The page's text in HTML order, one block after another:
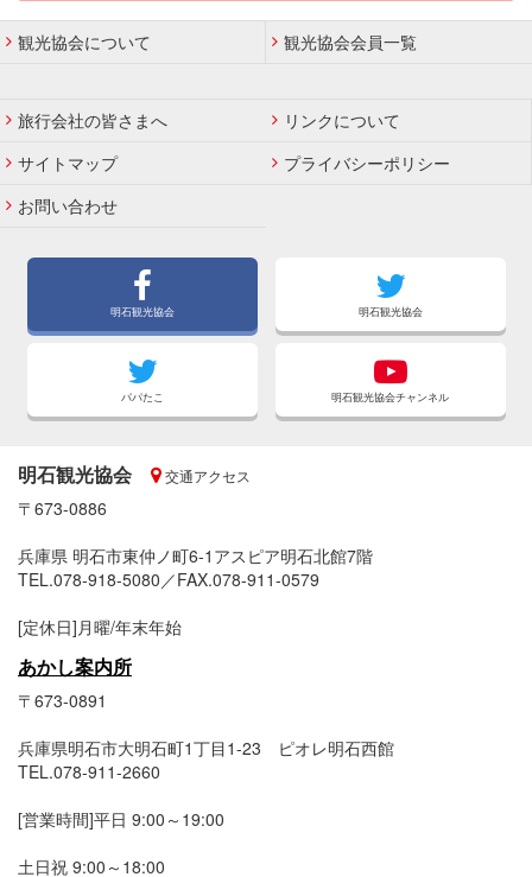
観光協会について 観光協会会員一覧
旅行会社の皆さまへ
リンクについて
サイトマップ
プライバシーポリシー
お問い合わせ
明石観光協会 明石観光協会
パパたこ 明石観光協会チャンネル
明石観光協会 交通アクセス
〒673-0886
兵庫県 明石市東仲ノ町6-1アスピア明石北館7階
TEL.078-918-5080／FAX.078-911-0579
[定休日]月曜/年末年始
あかし案内所
〒673-0891
兵庫県明石市大明石町1丁目1-23 ピオレ明石西館
TEL.078-911-2660
[営業時間]平日 9:00～19:00
土日祝 9:00～18:00